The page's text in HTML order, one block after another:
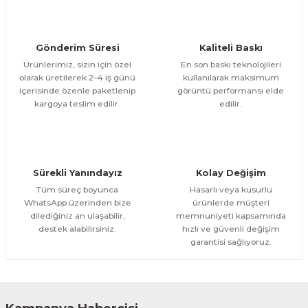
Göl Kenarında Ev Tek Parça Kanvas - Canvas Tablo
1.200,00 TL
1.000,00 TL
ÜRÜNÜ İNCELE
1.000,00 TL %11
Evinemoda
Gold Vazoda Çiçekler Tek Parça Kanvas - Canvas Tablo
Gönderim Süresi
Ürünlerimiz, sizin için özel
olarak üretilerek 2–4 iş günü
içerisinde özenle paketlenip
kargoya teslim edilir.
Kaliteli Baskı
En son baskı teknolojileri
kullanılarak maksimum
görüntü performansı elde
edilir.
Sürekli Yanındayız
Tüm süreç boyunca
WhatsApp üzerinden bize
dilediğiniz an ulaşabilir,
destek alabilirsiniz.
Kolay Değişim
Hasarlı veya kusurlu
ürünlerde müşteri
memnuniyeti kapsamında
hızlı ve güvenli değişim
garantisi sağlıyoruz.